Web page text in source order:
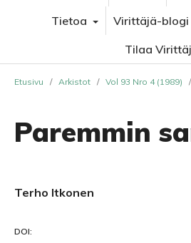
Tietoa
Virittäjä-blogi
Tilaa
Etusivu / Arkistot / Vol 93 Nro 4 (1989) /
Paremmin
Terho Itkonen
DOI: